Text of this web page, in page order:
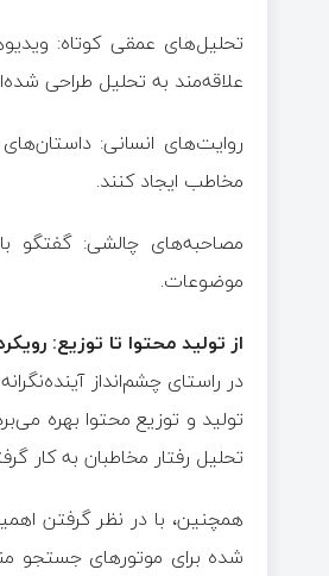
علاقه‌مند به تحلیل طراحی
روایت‌های انسانی: داستان‌های
مخاطب ایجاد کنند.
مصاحبه‌های چالشی: گفتگو
موضوعات.
از تولید محتوا تا توزیع:
تولید و توزیع محتوا بهره
تحلیل رفتار مخاطبان به کار
شده برای موتورهای جستجو